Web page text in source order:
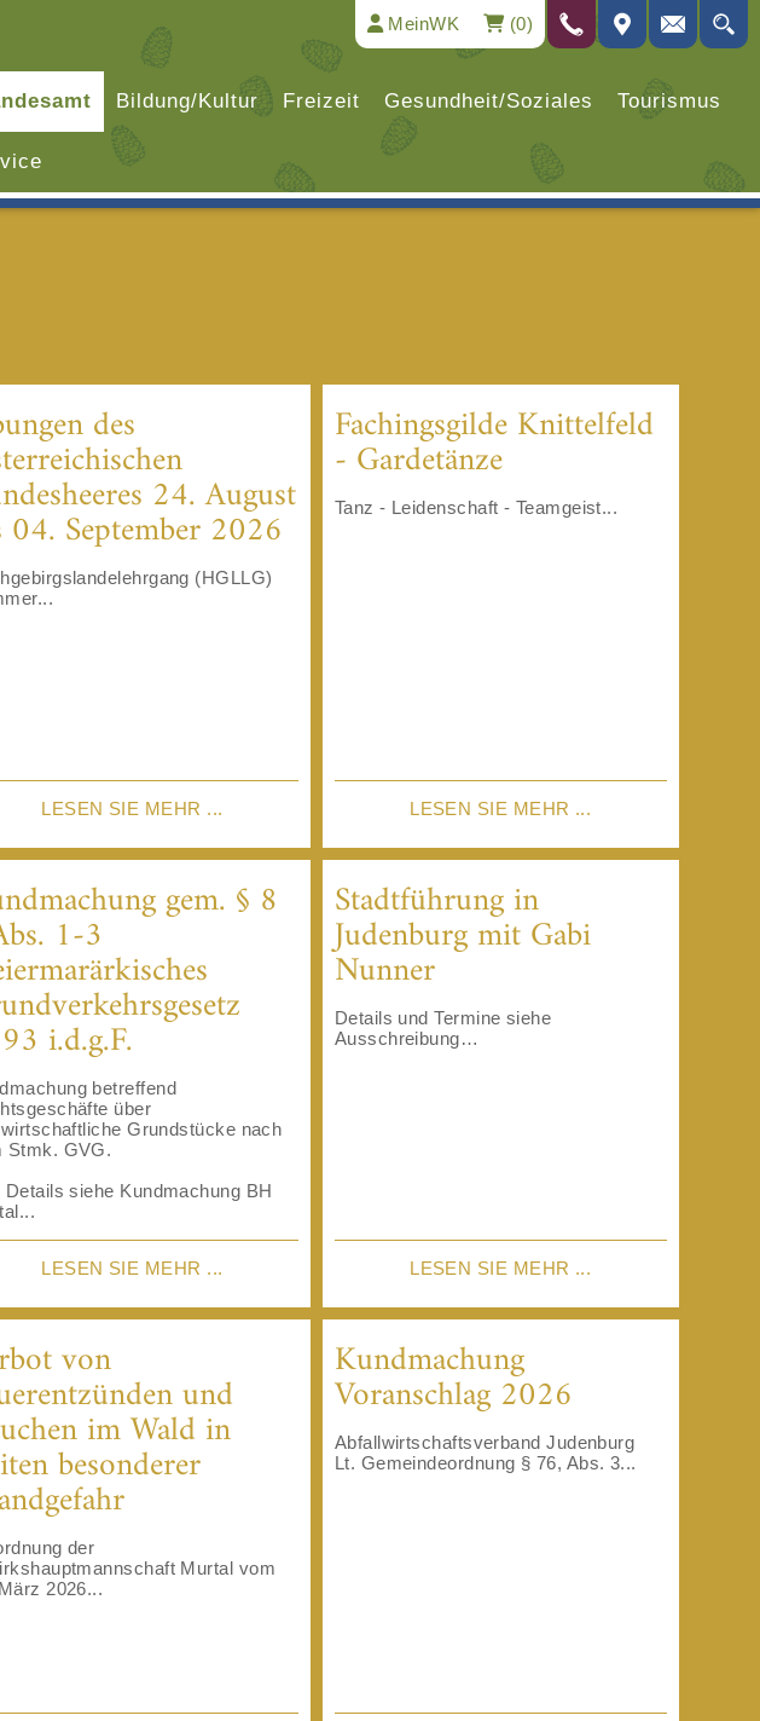
MeinWK (0)
Bildung/Kultur Freizeit Gesundheit/Soziales Tourismus
des
24. August
04. September 2026
(HGLLG)
LESEN SIE MEHR ...
Fachingsgilde Knittelfeld
- Gardetänze
Tanz - Leidenschaft - Teamgeist...
LESEN SIE MEHR ...
gem. § 8
1-3
i.d.g.F.
betreffend
über
Grundstücke nach
Stmk. GVG.
Details siehe Kundmachung BH
LESEN SIE MEHR ...
Stadtführung in
Judenburg mit Gabi
Nunner
Details und Termine siehe
Ausschreibung…
LESEN SIE MEHR ...
von
und
im Wald in
besonderer
der
Murtal vom
2026...
Kundmachung
Voranschlag 2026
Abfallwirtschaftsverband Judenburg
Lt. Gemeindeordnung § 76, Abs. 3...